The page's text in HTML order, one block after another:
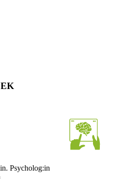
Psycholog:in